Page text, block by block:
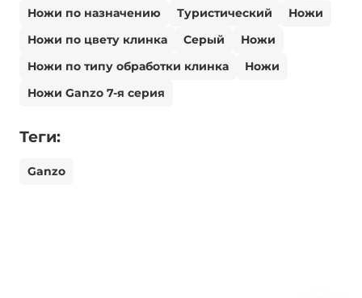
Ножи по назначению
Туристический
Ножи
Ножи по цвету клинка
Серый
Ножи
Ножи по типу обработки клинка
Ножи
Ножи Ganzo 7-я серия
Теги:
Ganzo